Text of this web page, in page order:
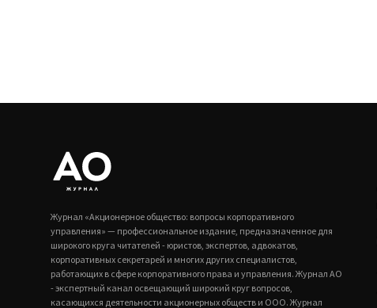
Журнал «Акционерное общество: вопросы корпоративного
управления» — профессиональное издание, предназначенное для
широкого круга читателей - юристов, экспертов, адвокатов,
корпоративных секретарей и многих других специалистов,
работающих в сфере корпоративного права и управления. Журнал АО
- экспертный канал освещающий широкий круг вопросов,
касающихся деятельности акционерных обществ и ООО. Журнал